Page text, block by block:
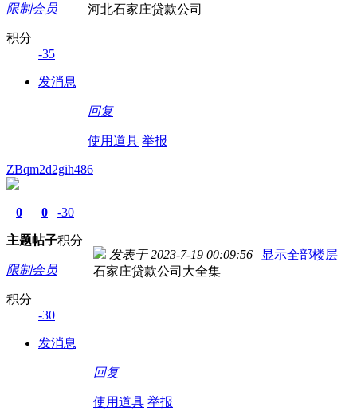
限制会员
积分
-35
发消息
河北石家庄贷款公司
回复
使用道具 举报
ZBqm2d2gih486
0
主题
0
帖子
-30
积分
限制会员
积分
-30
发消息
发表于 2023-7-19 00:09:56 | 显示全部楼层
石家庄贷款公司大全集
回复
使用道具 举报